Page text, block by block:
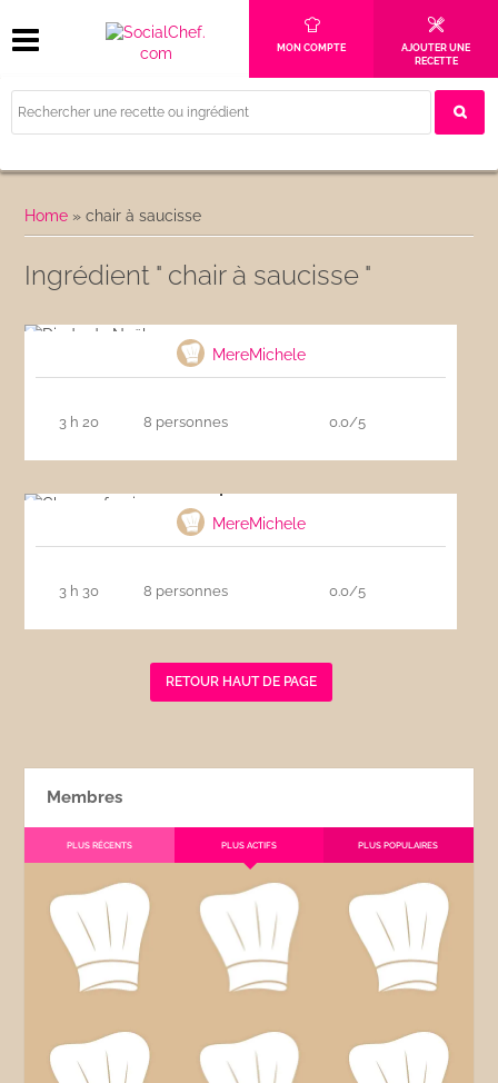
MON COMPTE
AJOUTER UNE
RECETTE
Home »chair à saucisse
Ingrédient " chair à saucisse "
MereMichele
3 h 20 8 personnes 0.0/5
MereMichele
3 h 30 8 personnes 0.0/5
RETOUR HAUT DE PAGE
Membres
PLUS RÉCENTS PLUS ACTIFS PLUS POPULAIRES